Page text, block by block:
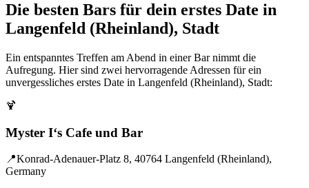
Die besten Bars für dein erstes Date in
Langenfeld (Rheinland), Stadt
Ein entspanntes Treffen am Abend in einer Bar nimmt die
Aufregung. Hier sind zwei hervorragende Adressen für ein
unvergessliches erstes Date in Langenfeld (Rheinland), Stadt:
🍹
Myster I‘s Cafe und Bar
📍Konrad-Adenauer-Platz 8, 40764 Langenfeld (Rheinland),
Germany